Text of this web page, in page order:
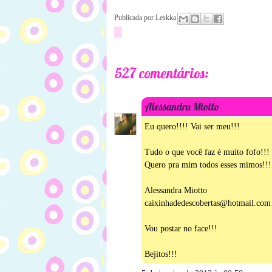
Publicada por Leskka
527 comentários:
Alessandra Miotto
Eu quero!!!! Vai ser meu!!!
Tudo o que você faz é muito fofo!!!
Quero pra mim todos esses mimos!!!
Alessandra Miotto
caixinhadedescobertas@hotmail.com
Vou postar no face!!!
Bejitos!!!